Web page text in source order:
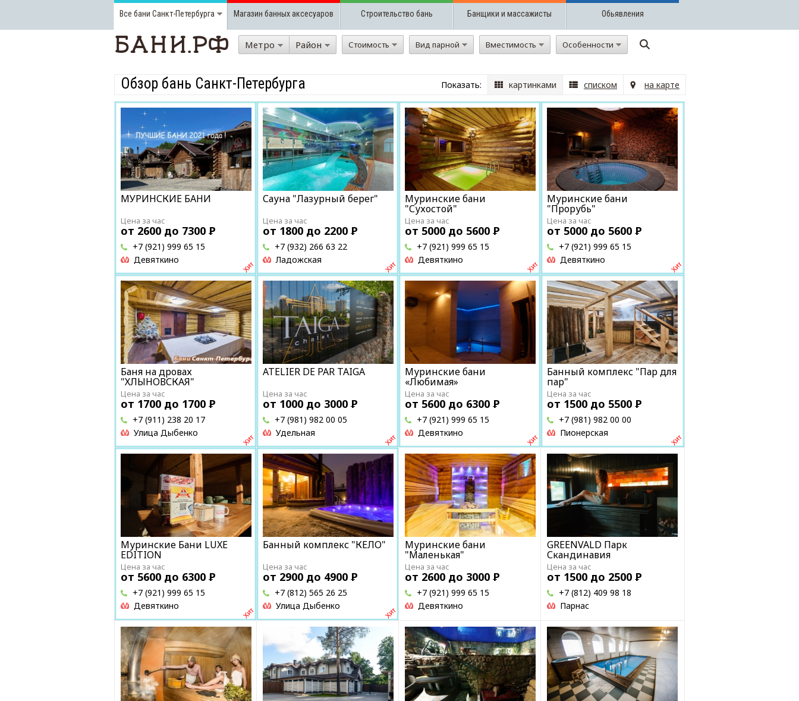
Все бани Санкт-Петербурга Магазин банных аксесуаров Строительство бань Банщики и массажисты Обьявления
Метро Район Стоимость Вид парной Вместимость Особенности
Обзор бань Санкт-Петербурга Показать: картинками списком на карте
МУРИНСКИЕ БАНИ
Цена за час
от 2600 до 7300 Р
Девяткино
+7 (921) 999 65 15
Сауна "Лазурный берег"
Цена за час
от 1800 до 2200 Р
Ладожская
+7 (932) 266 63 22
Муринские бани
"Сухостой"
Цена за час
от 5000 до 5600 Р
Девяткино
+7 (921) 999 65 15
Муринские бани
"Прорубь"
Цена за час
от 5000 до 5600 Р
Девяткино
+7 (921) 999 65 15
Баня на дровах
"ХЛЫНОВСКАЯ"
Цена за час
от 1700 до 1700 Р
Улица Дыбенко
+7 (911) 238 20 17
ATELIER DE PAR TAIGA
Цена за час
от 1000 до 3000 Р
Удельная
+7 (981) 982 00 05
Муринские бани
«Любимая»
Цена за час
от 5600 до 6300 Р
Девяткино
+7 (921) 999 65 15
Банный комплекс "Пар для
пар"
Цена за час
от 1500 до 5500 Р
Пионерская
+7 (981) 982 00 00
Муринские Бани LUXE
EDITION
Цена за час
от 5600 до 6300 Р
Девяткино
+7 (921) 999 65 15
Банный комплекс "КЕЛО"
Цена за час
от 2900 до 4900 Р
Улица Дыбенко
+7 (812) 565 26 25
Муринские бани
"Маленькая"
Цена за час
от 2600 до 3000 Р
Девяткино
+7 (921) 999 65 15
GREENVALD Парк
Скандинавия
Цена за час
от 1500 до 2500 Р
Парнас
+7 (812) 409 98 18